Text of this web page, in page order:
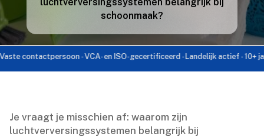
schoonmaak?
- VCA- en ISO-gecertificeerd - Landelijk actief - 10+ jaar
Je vraagt je misschien af: waarom zijn
luchtverversingssystemen belangrijk bij